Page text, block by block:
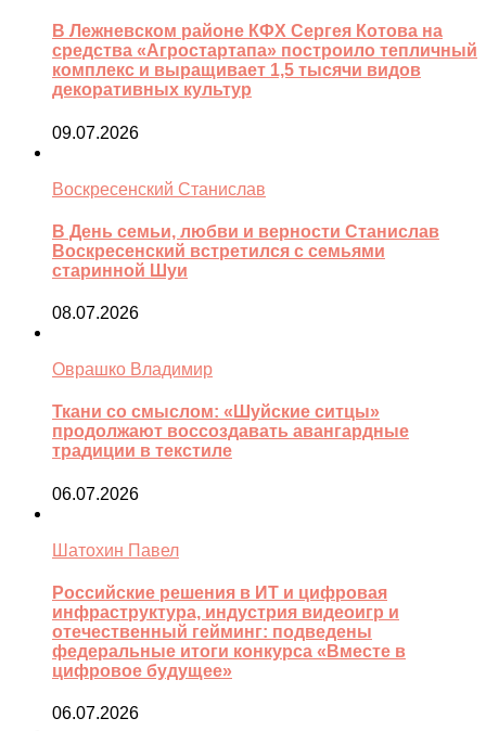
В Лежневском районе КФХ Сергея Котова на
средства «Агростартапа» построило тепличный
комплекс и выращивает 1,5 тысячи видов
декоративных культур
09.07.2026
Воскресенский Станислав
В День семьи, любви и верности Станислав
Воскресенский встретился с семьями
старинной Шуи
08.07.2026
Оврашко Владимир
Ткани со смыслом: «Шуйские ситцы»
продолжают воссоздавать авангардные
традиции в текстиле
06.07.2026
Шатохин Павел
Российские решения в ИТ и цифровая
инфраструктура, индустрия видеоигр и
отечественный гейминг: подведены
федеральные итоги конкурса «Вместе в
цифровое будущее»
06.07.2026